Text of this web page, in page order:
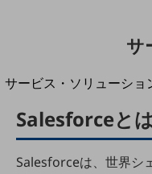
別ウィンドウで開きます
サービス・ソリューショ
DXに関する課題を解決する
サービス・ソリューションをご紹
カテゴリーで探す
サ
Salesforceとは
Salesforceは、世界シ